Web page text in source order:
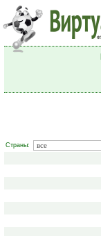
Страны: